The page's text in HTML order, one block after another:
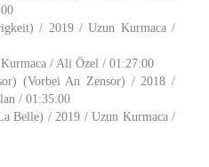
/ 2019 / Uzun Kurmaca /
/ Ali Özel / 01:27:00
(Vorbei An Zensor) / 2018 /
/ 01:35:00
Belle) / 2019 / Uzun Kurmaca /